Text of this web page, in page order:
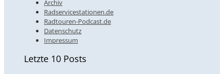
Archiv
Radservicestationen.de
Radtouren-Podcast.de
Datenschutz
Impressum
Letzte 10 Posts